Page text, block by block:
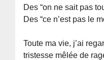
Des “on ne sait pas
Des “ce n’est pas le
Toute ma vie, j’ai
tristesse mêlée de